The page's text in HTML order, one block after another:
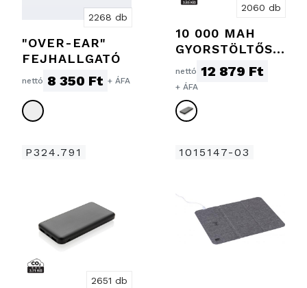
2268 db
"OVER-EAR"
FEJHALLGATÓ
nettó 8 350 Ft + ÁFA
2060 db
10 000 MAH
GYORSTÖLTŐS
10W VEZETÉK
NÉLKÜLI
PD-VEL
nettó 12 879 Ft
+ ÁFA
P324.791
2651 db
1015147-03